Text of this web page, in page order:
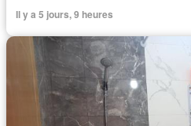
Il y a 5 jours, 9 heures